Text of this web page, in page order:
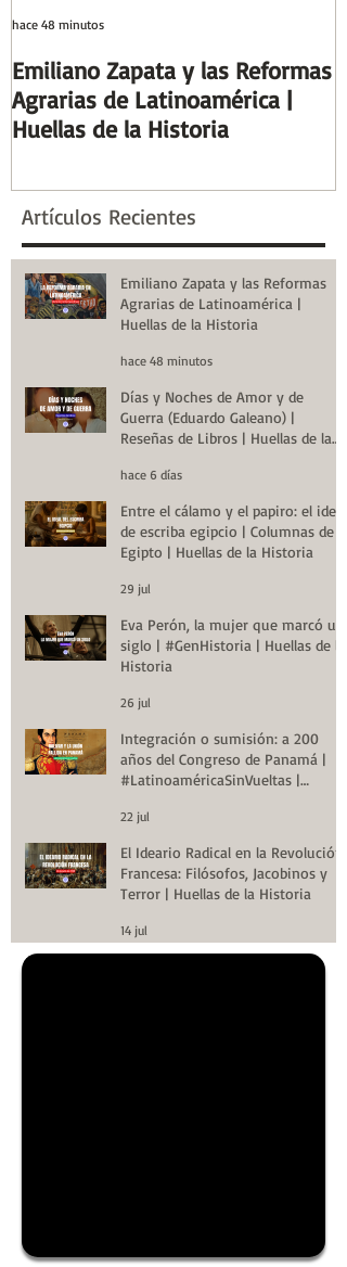
Emiliano Zapata y las Reformas
Agrarias de Latinoamérica |
Huellas de la Historia
hace 48 minutos
Artículos Recientes
Emiliano Zapata y las Reformas
Agrarias de Latinoamérica |
Huellas de la Historia
hace 48 minutos
Días y Noches de Amor y de
Guerra (Eduardo Galeano) |
Reseñas de Libros | Huellas de la
hace 6 días
Entre el cálamo y el papiro: el ideal
de escriba egipcio | Columnas de
Egipto | Huellas de la Historia
29 jul
Eva Perón, la mujer que marcó un
siglo | #GenHistoria | Huellas de la
Historia
26 jul
Integración o sumisión: a 200
años del Congreso de Panamá |
#LatinoaméricaSinVueltas |
22 jul
El Ideario Radical en la Revolución
Francesa: Filósofos, Jacobinos y
Terror | Huellas de la Historia
14 jul